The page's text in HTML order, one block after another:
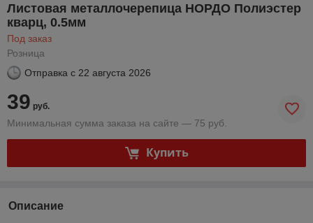
Листовая металлочерепица НОРДО Полиэстер
кварц, 0.5мм
Под заказ
Розница
Отправка с 22 августа 2026
39 руб.
Минимальная сумма заказа на сайте — 75 руб.
Купить
Описание